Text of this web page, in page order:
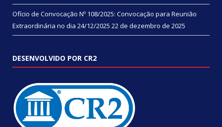
Ofício de Convocação Nº 108/2025: Convocação para Reunião
Extraordinária no dia 24/12/2025 22 de dezembro de 2025
DESENVOLVIDO POR CR2